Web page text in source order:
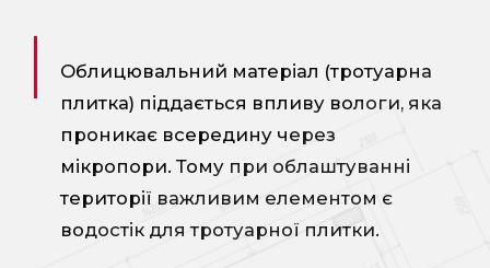
Облицювальний матеріал (тротуарна
плитка) піддається впливу вологи, яка
проникає всередину через
мікропори. Тому при облаштуванні
території важливим елементом є
водостік для тротуарної плитки.